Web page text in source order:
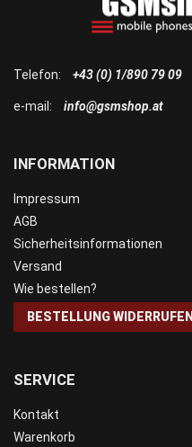
SERVICE
Kontakt
Warenkorb
INFORMATION
Impressum
AGB
Sicherheitsinformationen
Versand
Wie bestellen?
BESTELLUNG WIDERRUFEN
Telefon: +43 (0) 1/890 79 09
e-mail: info@gsmshop.at